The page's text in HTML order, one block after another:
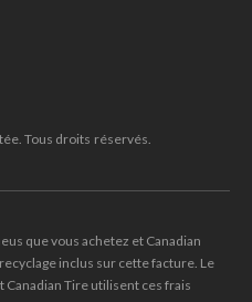
Tous droits réservés.
que vous achetez et Canadian
inclus sur cette facture. Le
Tire utilisent ces frais